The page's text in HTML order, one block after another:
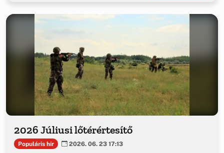
2026 Júliusi lőtérértesítő
Populáris hír 2026. 06. 23 17:13